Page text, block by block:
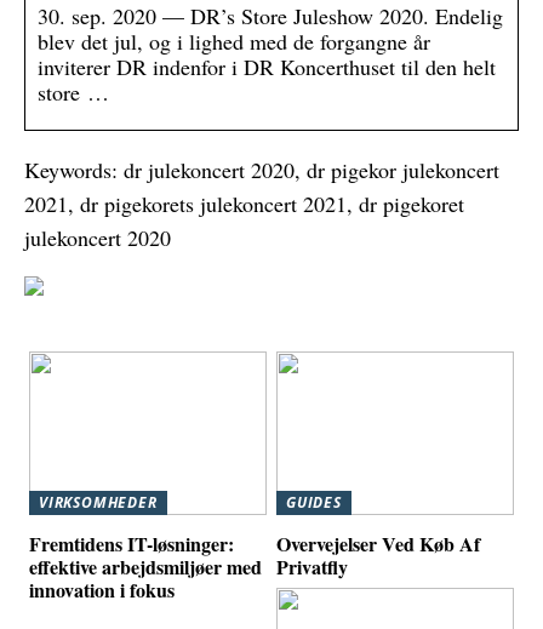
30. sep. 2020 — DR’s Store Juleshow 2020. Endelig
blev det jul, og i lighed med de forgangne år
inviterer DR indenfor i DR Koncerthuset til den helt
store …
Keywords: dr julekoncert 2020, dr pigekor julekoncert
2021, dr pigekorets julekoncert 2021, dr pigekoret
julekoncert 2020
VIRKSOMHEDER
Fremtidens IT-løsninger:
effektive arbejdsmiljøer med
innovation i fokus
GUIDES
Overvejelser Ved Køb Af
Privatfly